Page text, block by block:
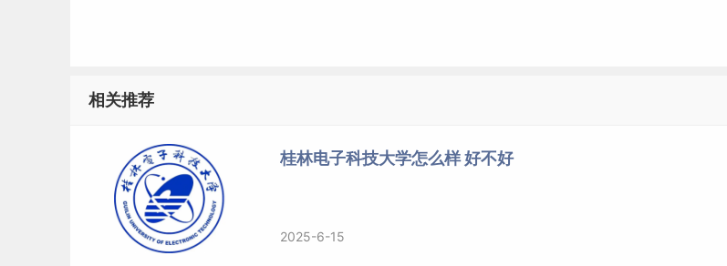
相关推荐
桂林电子科技大学怎么样 好不好
2025-6-15